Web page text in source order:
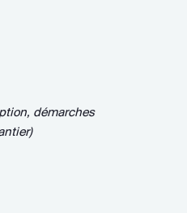
démarches